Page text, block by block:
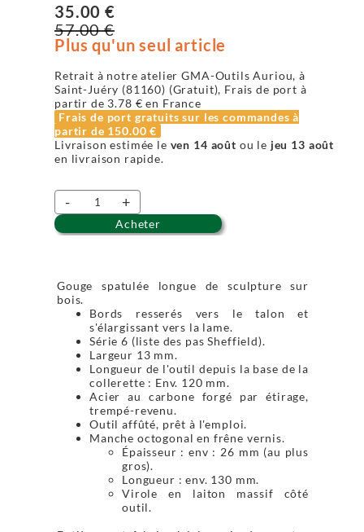
35.00 €
57.00 €
Plus qu'un seul article
Retrait à notre atelier GMA-Outils Auriou, à
Saint-Juéry (81160) (Gratuit), Frais de port à
partir de 3.78 € en France
Frais de port gratuits sur les commandes à
partir de 150.00 €
Livraison estimée le ven 14 août ou le jeu 13 août
en livraison rapide.
- +
Acheter
Gouge spatulée longue de sculpture sur
bois.
Bords resserés vers le talon et
s'élargissant vers la lame.
Série 6 (liste des pas Sheffield).
Largeur 13 mm.
Longueur de l'outil depuis la base de la
collerette : Env. 120 mm.
Acier au carbone forgé par étirage,
trempé-revenu.
Outil affûté, prêt à l'emploi.
Manche octogonal en frêne vernis.
Épaisseur : env : 26 mm (au plus
gros).
Longueur : env. 130 mm.
Virole en laiton massif côté
outil.